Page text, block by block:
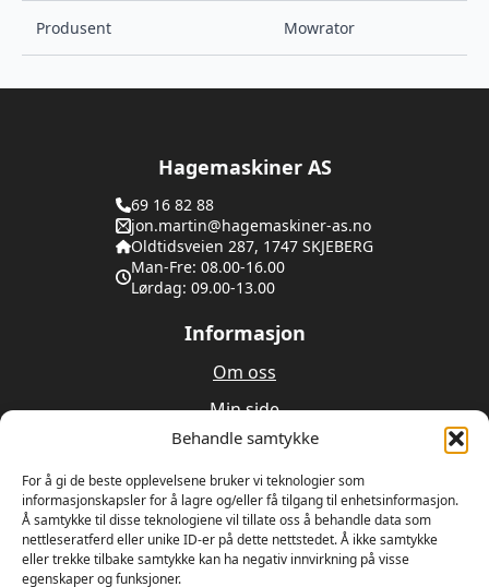
Behandle samtykke
For å gi de beste opplevelsene bruker vi teknologier som
informasjonskapsler for å lagre og/eller få tilgang til enhetsinformasjon.
Å samtykke til disse teknologiene vil tillate oss å behandle data som
nettleseratferd eller unike ID-er på dette nettstedet. Å ikke samtykke
eller trekke tilbake samtykke kan ha negativ innvirkning på visse
egenskaper og funksjoner.
Produsent Mowrator
Hagemaskiner AS
69 16 82 88
jon.martin@hagemaskiner-as.no
Oldtidsveien 287, 1747 SKJEBERG
Man-Fre: 08.00-16.00
Lørdag: 09.00-13.00
Informasjon
Om oss
Min side
Utleie
Verksted
Om oss